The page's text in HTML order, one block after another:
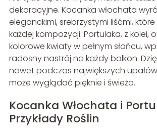
dekoracyjne. Kocanka włochata
eleganckimi, srebrzystymi liśćmi,
każdej kompozycji. Portulaka, z kolei,
kolorowe kwiaty w pełnym słońcu,
radosny nastrój na każdy balkon.
nawet podczas największych
może wyglądać pięknie i świeżo.
Kocanka Włochata i
Przykłady Roślin